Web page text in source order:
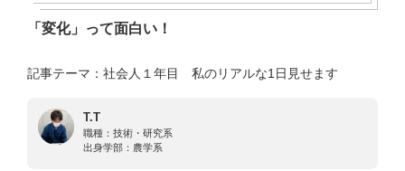
「変化」って面白い！
記事テーマ：社会人１年目 私のリアルな1日見せます
T.T
職種： 技術・研究系
出身学部： 農学系